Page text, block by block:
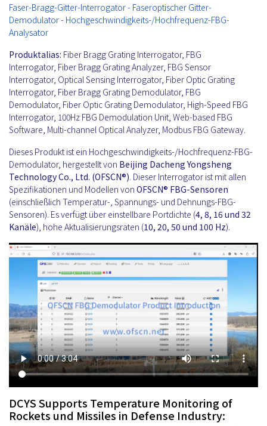
Faser-Bragg-Gitter-Interrogator - Faseroptischer Gitter-
Demodulator - Hochgeschwindigkeits-/Hochfrequenz-FBG-
Analysator
Produktalias: Fiber Bragg Grating Interrogator, FBG
Interrogator, Fiber Bragg Grating Analyzer, FBG Sensor
Interrogator, Optical Sensing Interrogator, Fiber Optic Grating
Interrogator, Fiber Bragg Grating Demodulator, FBG
Demodulator, Fiber Optic Grating Demodulator, High-Speed FBG
Interrogator, 100Hz FBG Demodulation Unit, Web-based FBG
Software, Multi-channel Optical Analyzer, Modbus FBG Gateway.
Dieses Produkt ist ein Hochgeschwindigkeits-/Hochfrequenz-FBG-
Demodulator, hergestellt von Beijing Dacheng Yongsheng
Technology Co., Ltd. (OFSCN®). Dieser Interrogator ist mit allen
Spezifikationen und Modellen von OFSCN® FBG-Sensoren
(einschließlich Temperatur-, Spannungs- und Dehnungs-FBG-
Sensoren). Es verfügt über einstellbare Portdichte (4, 8, 16 und 32
Kanäle), hohe Aktualisierungsraten (10, 20, 50 und 100 Hz).
DCYS Supports Temperature Monitoring of
Rockets und Missiles in Defense Industry: